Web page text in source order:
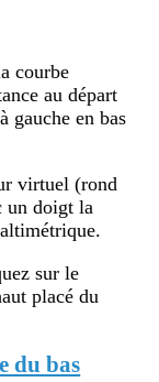
courbe
au départ
gauche en bas
virtuel (rond
un doigt la
sur le
placé du
du bas